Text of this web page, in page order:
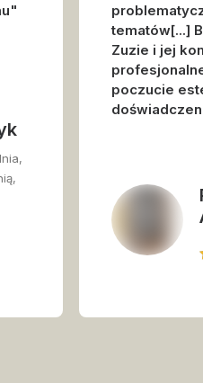
tematów[...]
Zuzie i jej
poczucie